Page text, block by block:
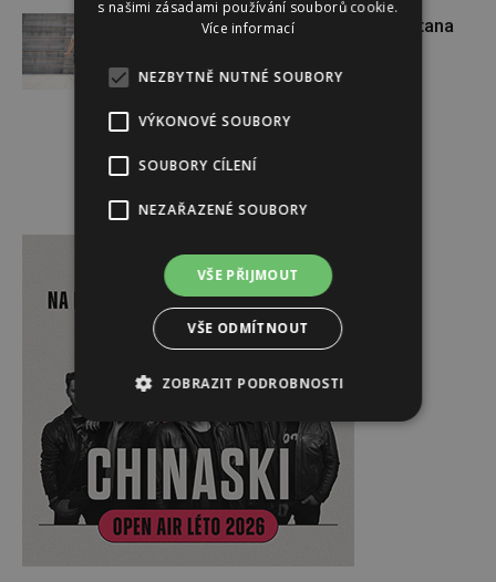
VÝHERCI: Vyhrajte švihadla Katana
s našimi zásadami používání souborů cookie.
Více informací
NEZBYTNĚ NUTNÉ SOUBORY
VÝKONOVÉ SOUBORY
SOUBORY CÍLENÍ
NEZAŘAZENÉ SOUBORY
VŠE PŘIJMOUT
VŠE ODMÍTNOUT
ZOBRAZIT PODROBNOSTI